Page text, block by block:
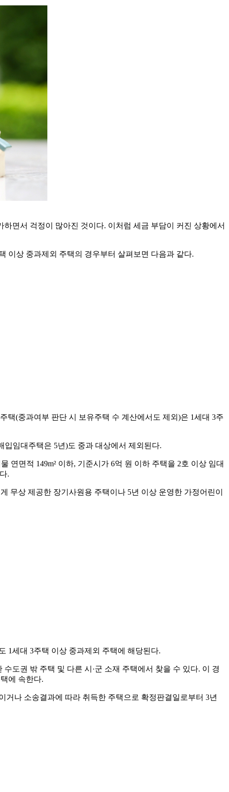
면서 걱정이 많아진 것이다. 이처럼 세금 부담이 커진 상황에서
이상 중과제외 주택의 경우부터 살펴보면 다음과 같다.
택(중과여부 판단 시 보유주택 수 계산에서도 제외)은 1세대 3주
입임대주택은 5년)도 중과 대상에서 제외된다.
연면적 149m² 이하, 기준시가 6억 원 이하 주택을 2호 이상 임대
.
무상 제공한 장기사원용 주택이나 5년 이상 운영한 가정어린이
1세대 3주택 이상 중과제외 주택에 해당된다.
도권 밖 주택 및 다른 시·군 소재 주택에서 찾을 수 있다. 이 경
에 속한다.
나 소송결과에 따라 취득한 주택으로 확정판결일로부터 3년